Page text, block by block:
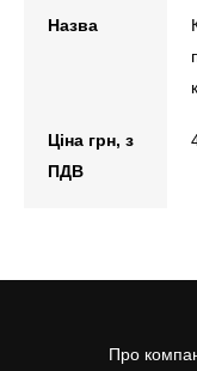
Назва
Ціна грн, з
ПДВ
Про